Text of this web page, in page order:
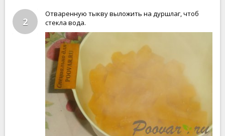
2
Отваренную тыкву выложить на дуршлаг, чтоб
стекла вода.